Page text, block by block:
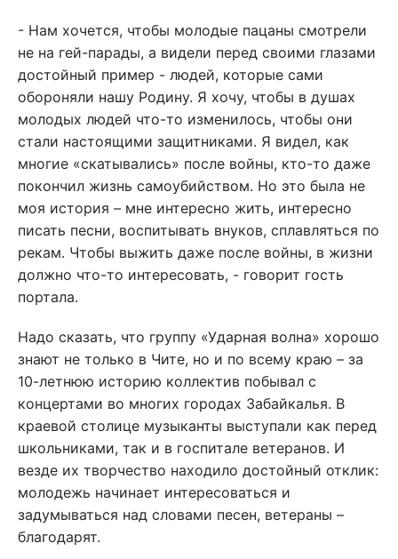
- Нам хочется, чтобы молодые пацаны смотрели
не на гей-парады, а видели перед своими глазами
достойный пример - людей, которые сами
обороняли нашу Родину. Я хочу, чтобы в душах
молодых людей что-то изменилось, чтобы они
стали настоящими защитниками. Я видел, как
многие «скатывались» после войны, кто-то даже
покончил жизнь самоубийством. Но это была не
моя история – мне интересно жить, интересно
писать песни, воспитывать внуков, сплавляться по
рекам. Чтобы выжить даже после войны, в жизни
должно что-то интересовать, - говорит гость
портала.
Надо сказать, что группу «Ударная волна» хорошо
знают не только в Чите, но и по всему краю – за
10-летнюю историю коллектив побывал с
концертами во многих городах Забайкалья. В
краевой столице музыканты выступали как перед
школьниками, так и в госпитале ветеранов. И
везде их творчество находило достойный отклик:
молодежь начинает интересоваться и
задумываться над словами песен, ветераны –
благодарят.